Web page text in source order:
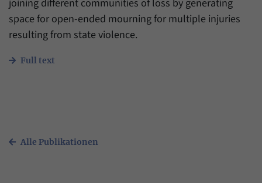
joining different communities of loss by generating
space for open-ended mourning for multiple injuries
resulting from state violence.
Full text
Alle Publikationen